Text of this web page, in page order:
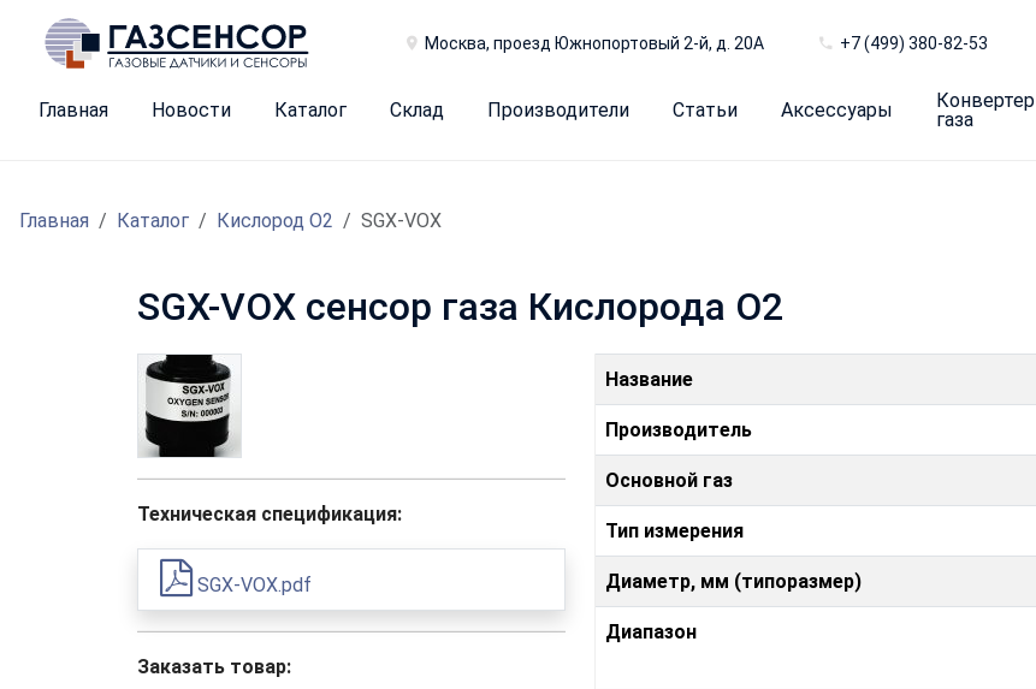
Москва, проезд Южнопортовый 2-й, д. 20А +7 (499) 380-82-53
Главная Новости Каталог Склад Производители Статьи Аксессуары
Конвертер
газа
Главная Каталог Кислород O2 SGX-VOX
SGX-VOX сенсор газа Кислорода O2
Техническая спецификация:
SGX-VOX.pdf
Заказать товар:
Название
Производитель
Основной газ
Тип измерения
Диаметр, мм (типоразмер)
Диапазон